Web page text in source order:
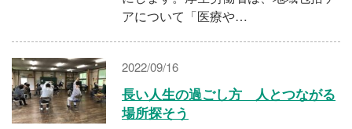
アについて「医療や…
2022/09/16
長い人生の過ごし方 人とつながる
場所探そう